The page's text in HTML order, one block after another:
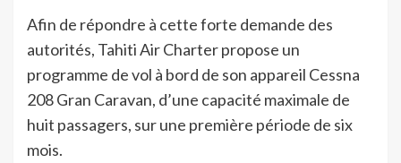
Afin de répondre à cette forte demande des
autorités, Tahiti Air Charter propose un
programme de vol à bord de son appareil Cessna
208 Gran Caravan, d’une capacité maximale de
huit passagers, sur une première période de six
mois.